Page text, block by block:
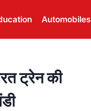
Automobiles
ट्रेन की